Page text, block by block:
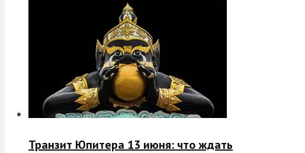
Транзит Юпитера 13 июня: что ждать